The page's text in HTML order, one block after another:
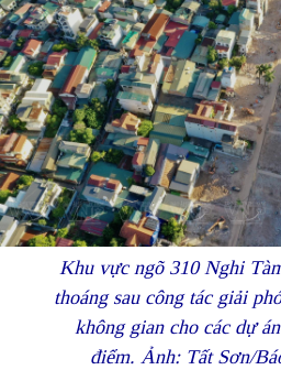
Khu vực ngõ 310 Nghi
thoáng sau công tác giải
không gian cho các dự
điểm. Ảnh: Tất Sơn/